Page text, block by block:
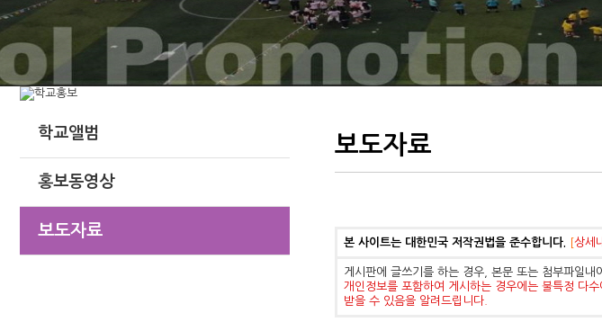
학교현황
학교앨범
홍보동영상
보도자료
보도자료
본 사이트는 대한민국 저작권법을 준수합니다. [상세
게시판에 글쓰기를 하는 경우, 본문 또는 첨부파일
개인정보를 포함하여 게시하는 경우에는 불특정 다
받을 수 있음을 알려드립니다.